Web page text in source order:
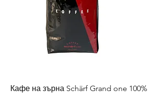
Кафе на зърна Schärf Grand one 100%